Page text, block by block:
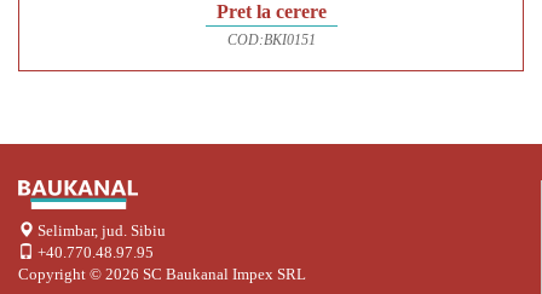
Pret la cerere
COD:BKI0151
Selimbar, jud. Sibiu
+40.770.48.97.95
Copyright © 2026 SC Baukanal Impex SRL